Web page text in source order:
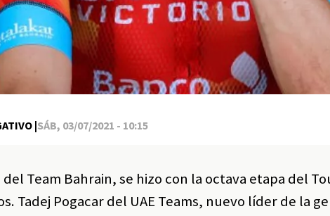
|SÁB, 03/07/2021 - 10:15
Team Bahrain, se hizo con la octava etapa del
Tadej Pogacar del UAE Teams, nuevo líder de la